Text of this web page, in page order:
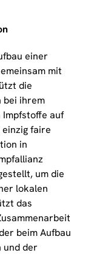
einer
mit
die
bei ihrem
Impfstoffe auf
faire
in
um die
lokalen
das
beim Aufbau
und der